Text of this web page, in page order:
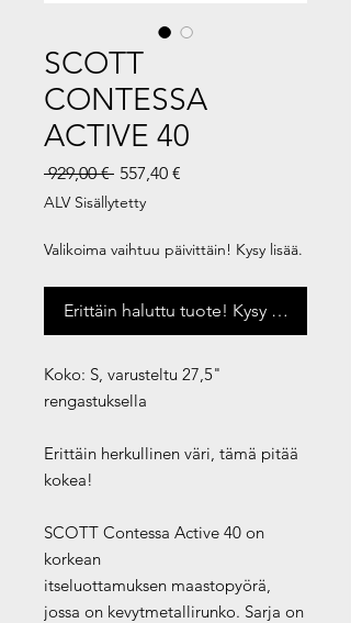
SCOTT
CONTESSA
ACTIVE 40
929,00 € Normaali
557,40 €
ALV Sisällytetty
Valikoima vaihtuu päivittäin! Kysy lisää.
Erittäin haluttu tuote! Kysy saatavuus
Koko: S, varusteltu 27,5"
rengastuksella
Erittäin herkullinen väri, tämä pitää
kokea!
SCOTT Contessa Active 40 on
korkean
itseluottamuksen maastopyörä,
jossa on kevytmetallirunko. Sarja on